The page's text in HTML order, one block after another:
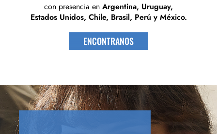
con presencia en Argentina, Uruguay,
Estados Unidos, Chile, Brasil, Perú y México.
ENCONTRANOS